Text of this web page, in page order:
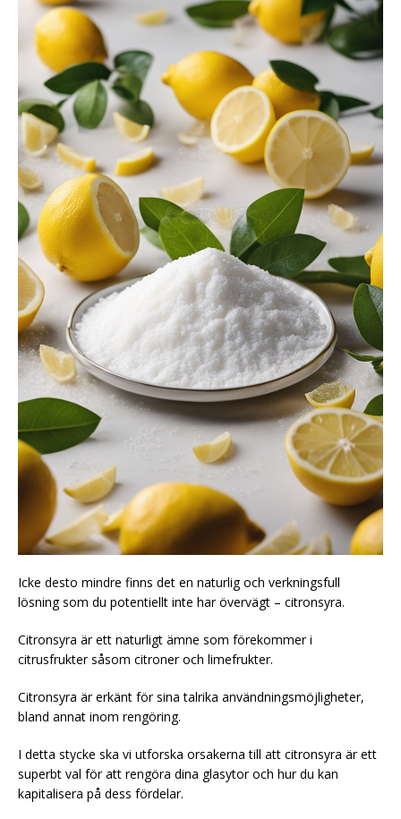
Icke desto mindre finns det en naturlig och verkningsfull
lösning som du potentiellt inte har övervägt – citronsyra.
Citronsyra är ett naturligt ämne som förekommer i
citrusfrukter såsom citroner och limefrukter.
Citronsyra är erkänt för sina talrika användningsmöjligheter,
bland annat inom rengöring.
I detta stycke ska vi utforska orsakerna till att citronsyra är ett
superbt val för att rengöra dina glasytor och hur du kan
kapitalisera på dess fördelar.